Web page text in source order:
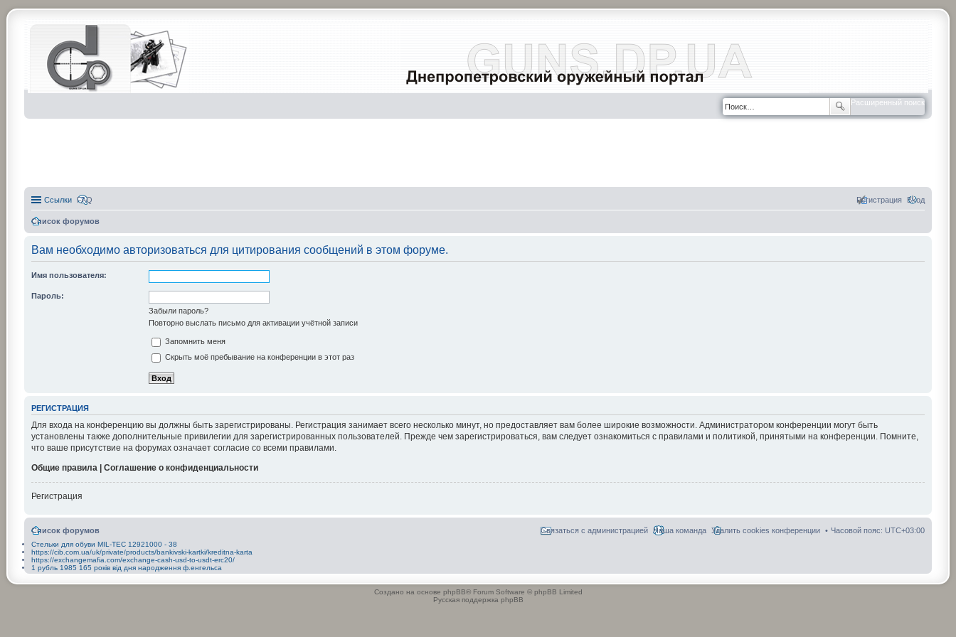
Расширенный поиск
Ссылки FAQ Вход
Регистрация
Список форумов
Вам необходимо авторизоваться для цитирования сообщений в этом форуме.
Имя пользователя:
Пароль:
Забыли пароль?
Повторно выслать письмо для активации учётной записи
Запомнить меня
Скрыть моё пребывание на конференции в этот раз
РЕГИСТРАЦИЯ
Для входа на конференцию вы должны быть зарегистрированы. Регистрация занимает всего несколько минут, но предоставляет вам более широкие возможности. Администратором конференции могут быть
установлены также дополнительные привилегии для зарегистрированных пользователей. Прежде чем зарегистрироваться, вам следует ознакомиться с правилами и политикой, принятыми на конференции. Помните,
что ваше присутствие на форумах означает согласие со всеми правилами.
Общие правила | Соглашение о конфиденциальности
Регистрация
Список форумов Часовой пояс: UTC+03:00
Удалить cookies конференции
Наша команда
Связаться с администрацией
Стельки для обуви MIL-TEC 12921000 - 38
https://cib.com.ua/uk/private/products/bankivski-kartki/kreditna-karta
https://exchangemafia.com/exchange-cash-usd-to-usdt-erc20/
1 рубль 1985 165 років від дня народження ф.енгельса
Создано на основе phpBB® Forum Software © phpBB Limited
Русская поддержка phpBB